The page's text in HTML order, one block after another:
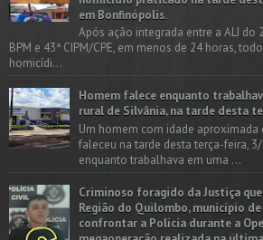
em Bonfinópolis.
Após ação integrada entre a ALI do
BPM e 43ª CIPM/CPE, em menos de 24 horas,
homicídi...
Homem falece enquanto
rural de Silvânia, na tarde desta
Um homem com idade aproximada
faleceu na tarde desta terça-feira,
enquanto trabalhava em uma ...
Criminoso foragido da Justiça
Região do Quilombo, município
confrontar a Polícia durante a